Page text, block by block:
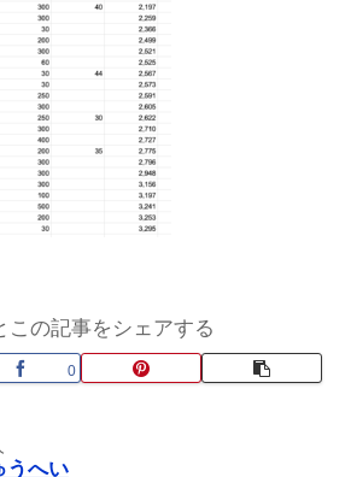
この記事をシェアする
0
うへい